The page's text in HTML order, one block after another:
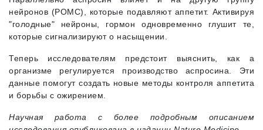
нейронов (POMC), которые подавляют аппетит. Активируя
"голодные" нейроны, гормон одновременно глушит те,
которые сигнализируют о насыщении.
Теперь исследователям предстоит выяснить, как а
организме регулируется производство аспросина. Эти
данные помогут создать новые методы контроля аппетита
и борьбы с ожирением.
Научная работа с более подробным описанием